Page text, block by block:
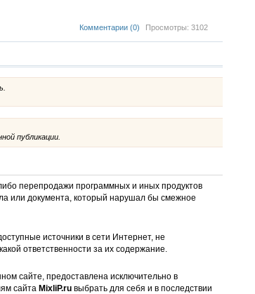
Просмотры: 3102
Комментарии (0)
публикации.
перепродажи программных и иных продуктов
или документа, который нарушал бы смежное
источники в сети Интернет, не
ответственности за их содержание.
сайте, предоставлена исключительно в
сайта MixliP.ruвыбрать для себя и в последствии